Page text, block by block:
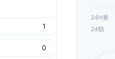
24H量
24額